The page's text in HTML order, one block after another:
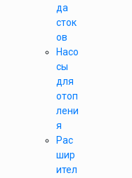
да
сток
ов
Насо
сы
для
отоп
лени
я
Рас
шир
ител